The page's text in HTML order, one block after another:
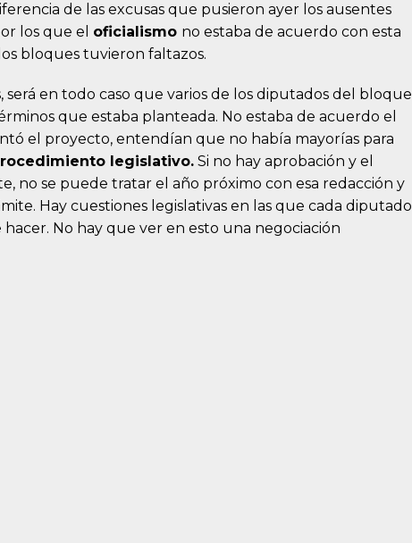
de las excusas que pusieron ayer los ausentes
los que el oficialismo no estaba de acuerdo con esta
bloques tuvieron faltazos.
será en todo caso que varios de los diputados del bloque
que estaba planteada. No estaba de acuerdo el
el proyecto, entendían que no había mayorías para
legislativo. Si no hay aprobación y el
no se puede tratar el año próximo con esa redacción y
Hay cuestiones legislativas en las que cada diputado
No hay que ver en esto una negociación